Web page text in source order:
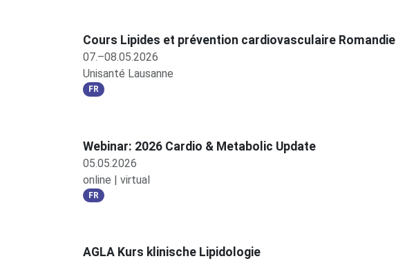
Cours Lipides et prévention cardiovasculaire Romandie
07.–08.05.2026
Unisanté Lausanne
FR
Webinar: 2026 Cardio & Metabolic Update
05.05.2026
online | virtual
FR
AGLA Kurs klinische Lipidologie